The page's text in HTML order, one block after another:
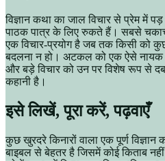
विज्ञान कथा का जाल विचार से प्रेम में
पाठक पात्र के लिए रुकते हैं। सबसे
एक विचार-प्रयोग है जब तक किसी को
बदलना न हो। अटकल को एक ऐसे नायक
और बड़े विचार को उन पर विशेष रूप से
कहानी है।
इसे लिखें, पूरा करें, पढ़वाएँ
कुछ खुरदरे किनारों वाला एक पूर्ण विज्ञान
बाइबल से बेहतर है जिसमें कोई किताब